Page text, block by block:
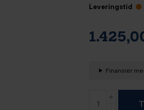
Leveringstid
Finansier